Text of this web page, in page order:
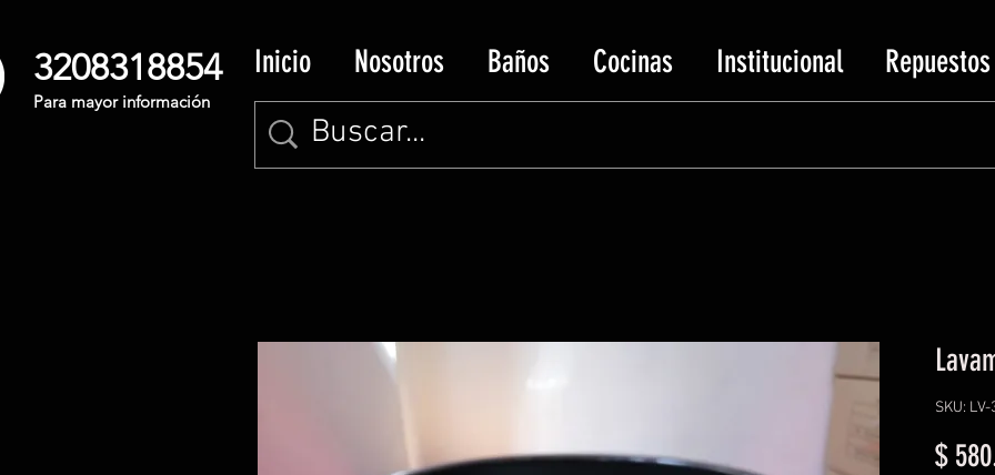
Inicio Nosotros Baños Cocinas Institucional Repuestos
3208318854
Para mayor información
SKU: LV-
$